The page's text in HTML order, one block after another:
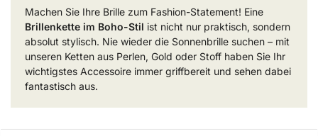
Machen Sie Ihre Brille zum Fashion-Statement! Eine
Brillenkette im Boho-Stil ist nicht nur praktisch, sondern
absolut stylisch. Nie wieder die Sonnenbrille suchen – mit
unseren Ketten aus Perlen, Gold oder Stoff haben Sie Ihr
wichtigstes Accessoire immer griffbereit und sehen dabei
fantastisch aus.